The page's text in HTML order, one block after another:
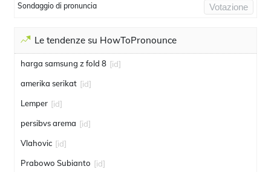
Sondaggio di pronuncia Votazione
Le tendenze su HowToPronounce
harga samsung z fold 8 [id]
amerika serikat [id]
Lemper [id]
persibvs arema [id]
Vlahovic [id]
Prabowo Subianto [id]